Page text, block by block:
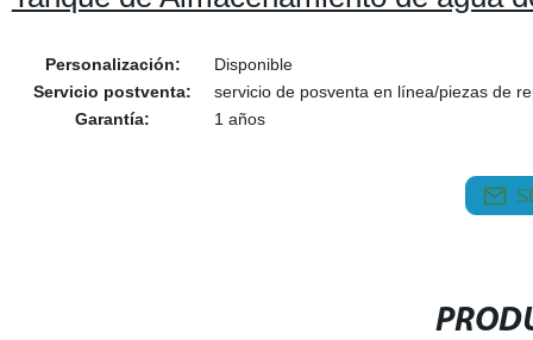
Personalización:
Disponible
Servicio postventa:
servicio de posventa en línea/piezas de
Garantía:
1 años